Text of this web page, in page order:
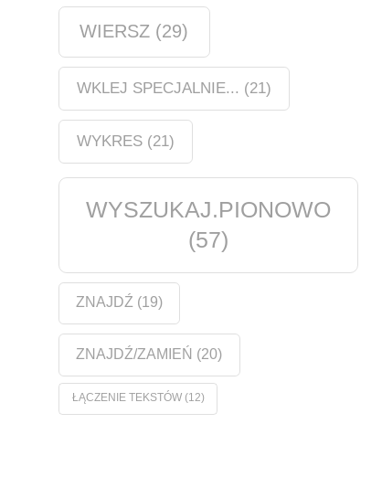
WIERSZ (29)
WKLEJ SPECJALNIE... (21)
WYKRES(21)
WYSZUKAJ.PIONOWO
(57)
ZNAJDŹ (19)
ZNAJDŹ/ZAMIEŃ (20)
ŁĄCZENIE TEKSTÓW(12)